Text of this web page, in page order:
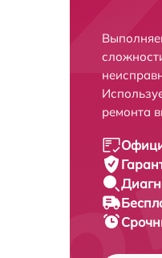
ремонта